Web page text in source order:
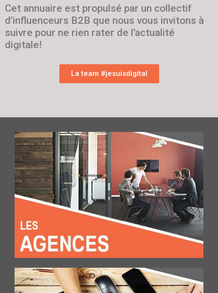
Cet annuaire est propulsé par un collectif
d’influenceurs B2B que nous vous invitons à
suivre pour ne rien rater de l’actualité
digitale!
La team #jesuisdigital